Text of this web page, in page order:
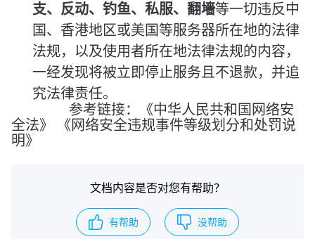
支、反动、钓鱼、私服、翻墻等一切违反中
国、香港地区或美国等服务器所在地的法律
法规，以及使用者所在地法律法规的内容，
一经发现将被立即停止服务且不退款，并追
究法律责任。
参考链接：《中华人民共和国网络安
全法》 《 网络安全违规事件等级划分和处罚说
明》
文档内容是否对您有帮助？
有帮助 没帮助